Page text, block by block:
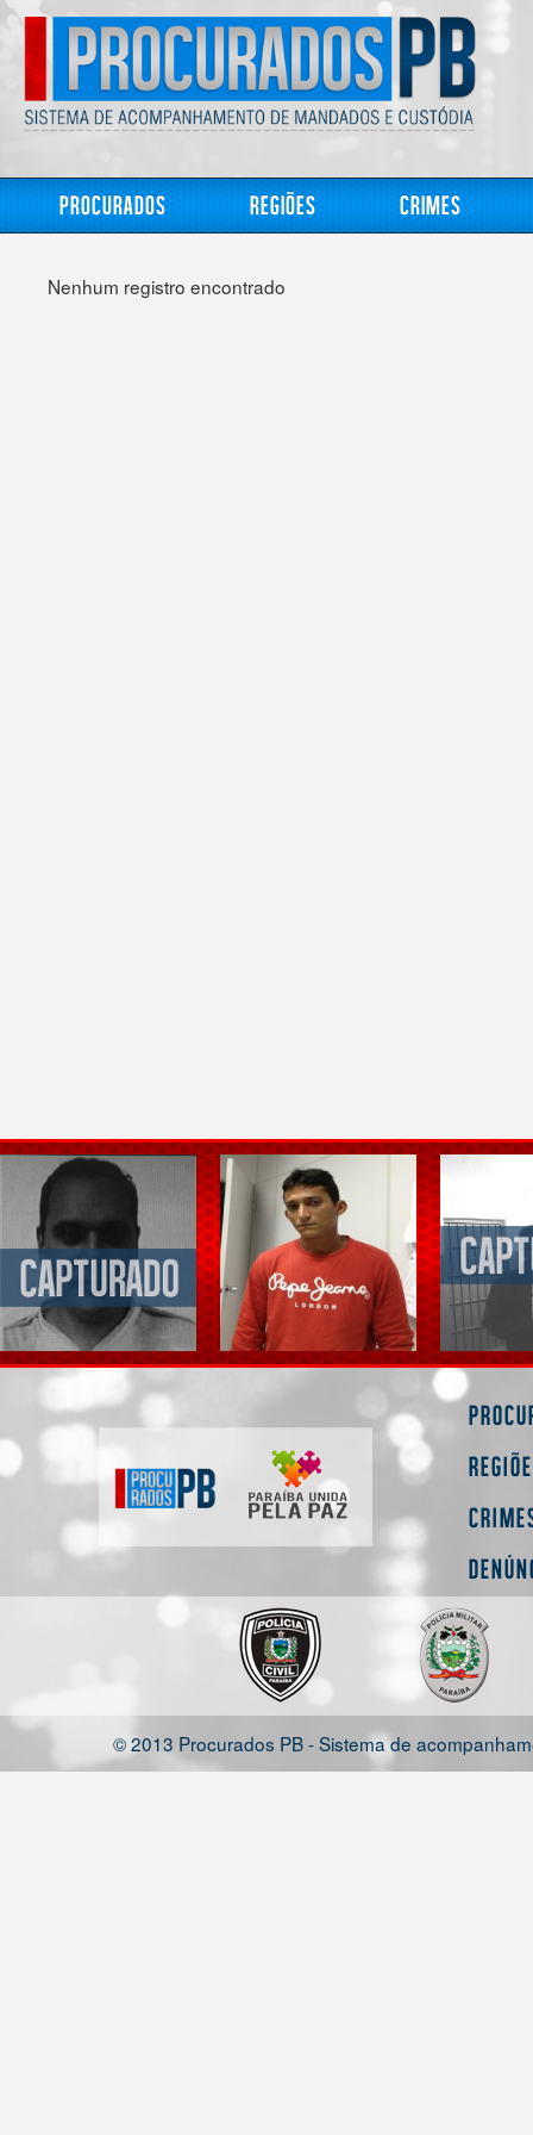
Procurados Regiões Crimes
Nenhum registro encontrado
© 2013 Procurados PB - Sistema de